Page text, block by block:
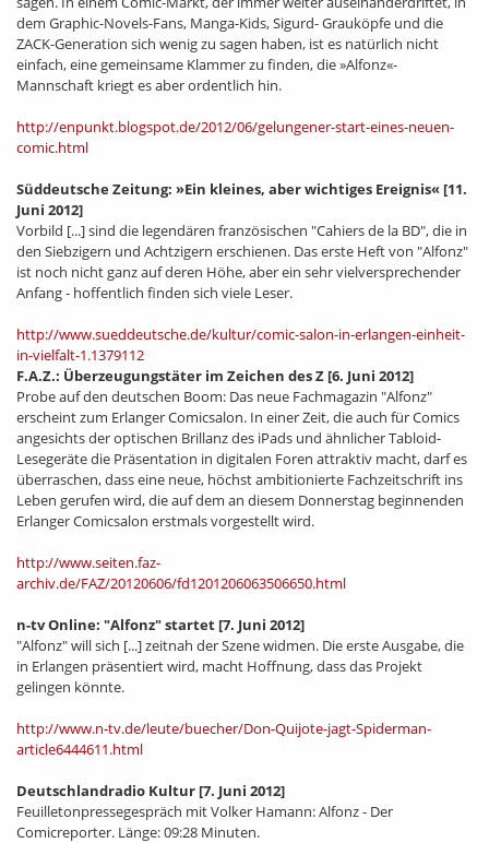
dem Graphic-Novels-Fans, Manga-Kids, Sigurd- Grauköpfe und die
ZACK-Generation sich wenig zu sagen haben, ist es natürlich nicht
einfach, eine gemeinsame Klammer zu finden, die »Alfonz«-
Mannschaft kriegt es aber ordentlich hin.
http://enpunkt.blogspot.de/2012/06/gelungener-start-eines-neuen-
comic.html
Süddeutsche Zeitung: »Ein kleines, aber wichtiges Ereignis« [11.
Juni 2012]
Vorbild [...] sind die legendären französischen "Cahiers de la BD", die in
den Siebzigern und Achtzigern erschienen. Das erste Heft von "Alfonz"
ist noch nicht ganz auf deren Höhe, aber ein sehr vielversprechender
Anfang - hoffentlich finden sich viele Leser.
http://www.sueddeutsche.de/kultur/comic-salon-in-erlangen-einheit-
in-vielfalt-1.1379112
F.A.Z.: Überzeugungstäter im Zeichen des Z [6. Juni 2012]
Probe auf den deutschen Boom: Das neue Fachmagazin "Alfonz"
erscheint zum Erlanger Comicsalon. In einer Zeit, die auch für Comics
angesichts der optischen Brillanz des iPads und ähnlicher Tabloid-
Lesegeräte die Präsentation in digitalen Foren attraktiv macht, darf es
überraschen, dass eine neue, höchst ambitionierte Fachzeitschrift ins
Leben gerufen wird, die auf dem an diesem Donnerstag beginnenden
Erlanger Comicsalon erstmals vorgestellt wird.
http://www.seiten.faz-
archiv.de/FAZ/20120606/fd1201206063506650.html
n-tv Online: "Alfonz" startet [7. Juni 2012]
"Alfonz" will sich [...] zeitnah der Szene widmen. Die erste Ausgabe, die
in Erlangen präsentiert wird, macht Hoffnung, dass das Projekt
gelingen könnte.
http://www.n-tv.de/leute/buecher/Don-Quijote-jagt-Spiderman-
article6444611.html
Deutschlandradio Kultur [7. Juni 2012]
Feuilletonpressegespräch mit Volker Hamann: Alfonz - Der
Comicreporter. Länge: 09:28 Minuten.